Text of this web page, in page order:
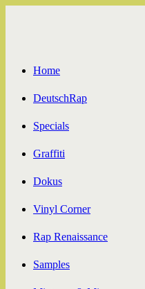
Home
DeutschRap
Specials
Graffiti
Dokus
Vinyl Corner
Rap Renaissance
Samples